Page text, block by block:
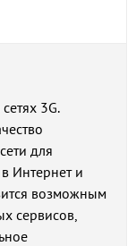
3G.
для
Интернет и
возможным
сервисов,